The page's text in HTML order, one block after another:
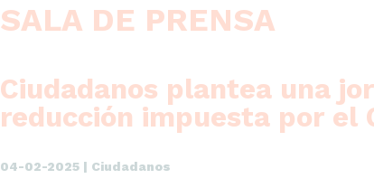
SALA DE PRENSA
Ciudadanos plantea una
reducción impuesta por el
04-02-2025 | Ciudadanos